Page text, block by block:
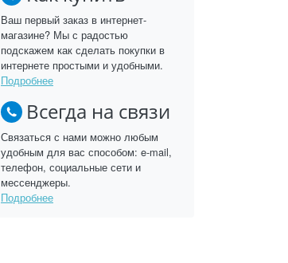
Ваш первый заказ в интернет-
магазине? Мы с радостью
подскажем как сделать покупки в
интернете простыми и удобными.
Подробнее
Всегда на связи
Связаться с нами можно любым
удобным для вас способом: e-mail,
телефон, социальные сети и
мессенджеры.
Подробнее